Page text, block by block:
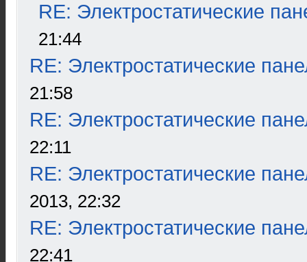
RE: Электростатические
21:44
RE: Электростатические
21:58
RE: Электростатические
22:11
RE: Электростатические
2013, 22:32
RE: Электростатические
22:41